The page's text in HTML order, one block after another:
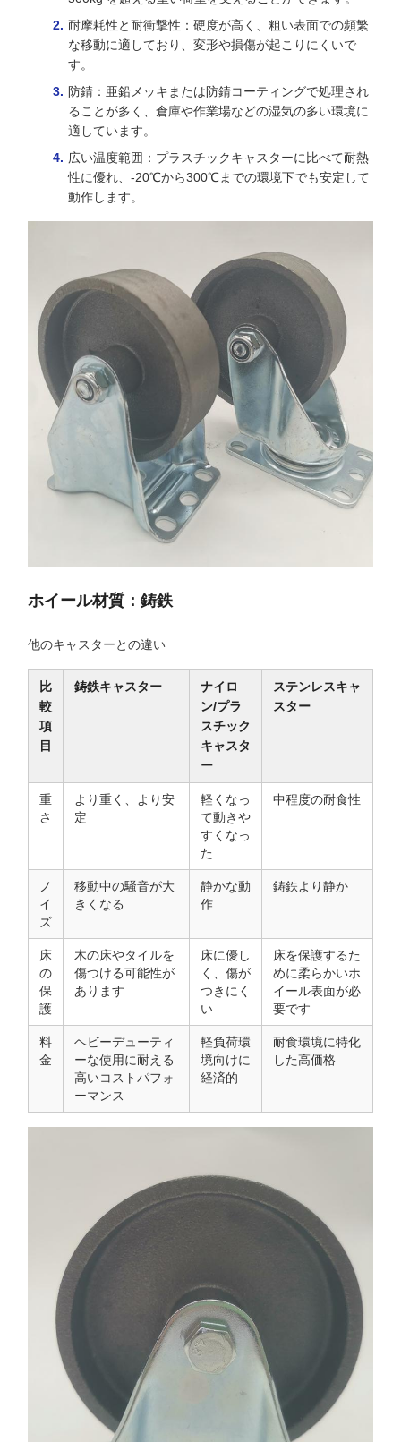
耐摩耗性と耐衝撃性：硬度が高く、粗い表面での頻繁
な移動に適しており、変形や損傷が起こりにくいで
す。
防錆：亜鉛メッキまたは防錆コーティングで処理され
ることが多く、倉庫や作業場などの湿気の多い環境に
適しています。
広い温度範囲：プラスチックキャスターに比べて耐熱
性に優れ、-20℃から300℃までの環境下でも安定して
動作します。
ホイール材質：鋳鉄
他のキャスターとの違い
比
較
項
目
鋳鉄キャスター
ナイロ
ン/プラ
スチック
キャスタ
ー
ステンレスキャ
スター
重
さ
より重く、より安
定
軽くなっ
て動きや
すくなっ
た
中程度の耐食性
ノ
イ
ズ
移動中の騒音が大
きくなる
静かな動
作
鋳鉄より静か
床
の
保
護
木の床やタイルを
傷つける可能性が
あります
床に優し
く、傷が
つきにく
い
床を保護するた
めに柔らかいホ
イール表面が必
要です
料
金
ヘビーデューティ
ーな使用に耐える
高いコストパフォ
ーマンス
軽負荷環
境向けに
経済的
耐食環境に特化
した高価格